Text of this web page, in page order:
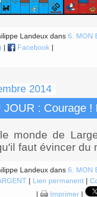
Landeux dans 6. MON
| Facebook|
2014
: Courage !
monde de
faut évincer du
Landeux dans 6. MON
| Lien permanent|
| Imprimer|